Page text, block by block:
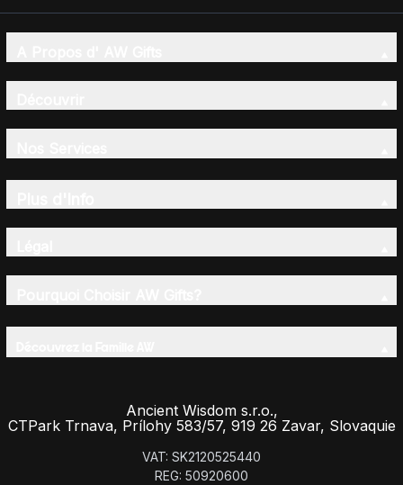
Ancient Wisdom s.r.o.,
CTPark Trnava, Prílohy 583/57, 919 26 Zavar, Slovaquie
VAT: SK2120525440
REG: 50920600